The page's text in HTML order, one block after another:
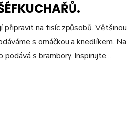
připravit na tisíc způsobů. Většinou
s omáčkou a knedlíkem. Na
podává s brambory. Inspirujte…